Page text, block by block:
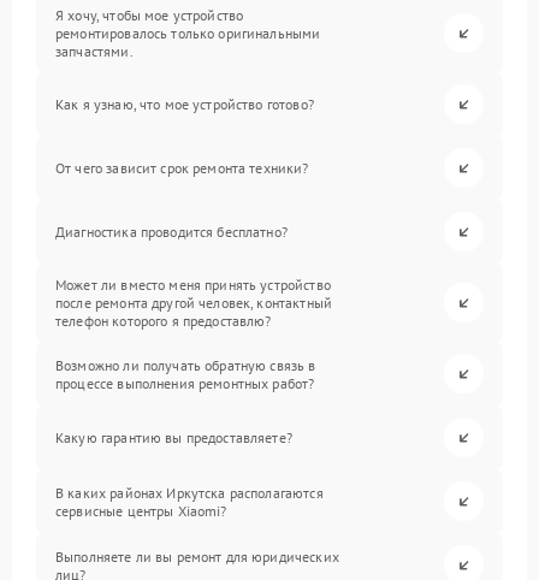
Я хочу, чтобы мое устройство
ремонтировалось только оригинальными
запчастями.
Как я узнаю, что мое устройство готово?
От чего зависит срок ремонта техники?
Диагностика проводится бесплатно?
Может ли вместо меня принять устройство
после ремонта другой человек, контактный
телефон которого я предоставлю?
Возможно ли получать обратную связь в
процессе выполнения ремонтных работ?
Какую гарантию вы предоставляете?
В каких районах Иркутска располагаются
сервисные центры Xiaomi?
Выполняете ли вы ремонт для юридических
лиц?